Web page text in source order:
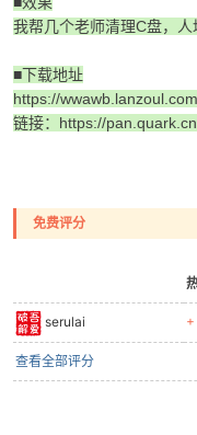
我帮几个老师清理C盘，
■下载地址
https://
链接：https://
免费评分
serulai +
查看全部评分